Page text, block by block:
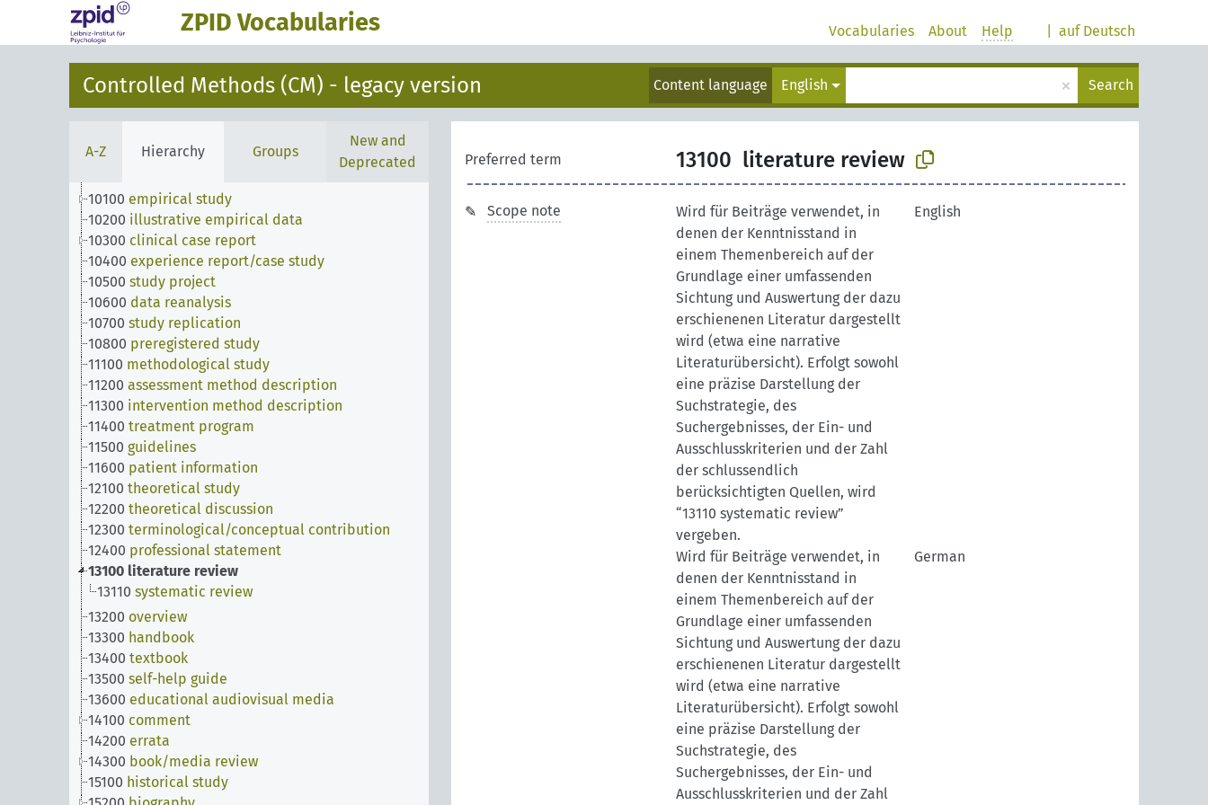
ZPID Vocabularies auf Deutsch
Vocabularies About Help
Controlled Methods (CM) - legacy version Content language English × Search
A-Z Hierarchy Groups
New and
Deprecated
10100 empirical study
10200 illustrative empirical data
10300 clinical case report
10400 experience report/case study
10500 study project
10600 data reanalysis
10700 study replication
10800 preregistered study
11100 methodological study
11200 assessment method description
11300 intervention method description
11400 treatment program
11500 guidelines
11600 patient information
12100 theoretical study
12200 theoretical discussion
12300 terminological/conceptual contribution
12400 professional statement
13100 literature review
13110 systematic review
13200 overview
13300 handbook
13400 textbook
13500 self-help guide
13600 educational audiovisual media
14100 comment
14200 errata
14300 book/media review
15100 historical study
Preferred term 13100 literature review
Scope note
Wird für Beiträge verwendet, in
denen der Kenntnisstand in
einem Themenbereich auf der
Grundlage einer umfassenden
Sichtung und Auswertung der dazu
erschienenen Literatur dargestellt
wird (etwa eine narrative
Literaturübersicht). Erfolgt sowohl
eine präzise Darstellung der
Suchstrategie, des
Suchergebnisses, der Ein- und
Ausschlusskriterien und der Zahl
der schlussendlich
berücksichtigten Quellen, wird
“13110 systematic review”
vergeben.
English
Wird für Beiträge verwendet, in
denen der Kenntnisstand in
einem Themenbereich auf der
Grundlage einer umfassenden
Sichtung und Auswertung der dazu
erschienenen Literatur dargestellt
wird (etwa eine narrative
Literaturübersicht). Erfolgt sowohl
eine präzise Darstellung der
Suchstrategie, des
Suchergebnisses, der Ein- und
Ausschlusskriterien und der Zahl
German